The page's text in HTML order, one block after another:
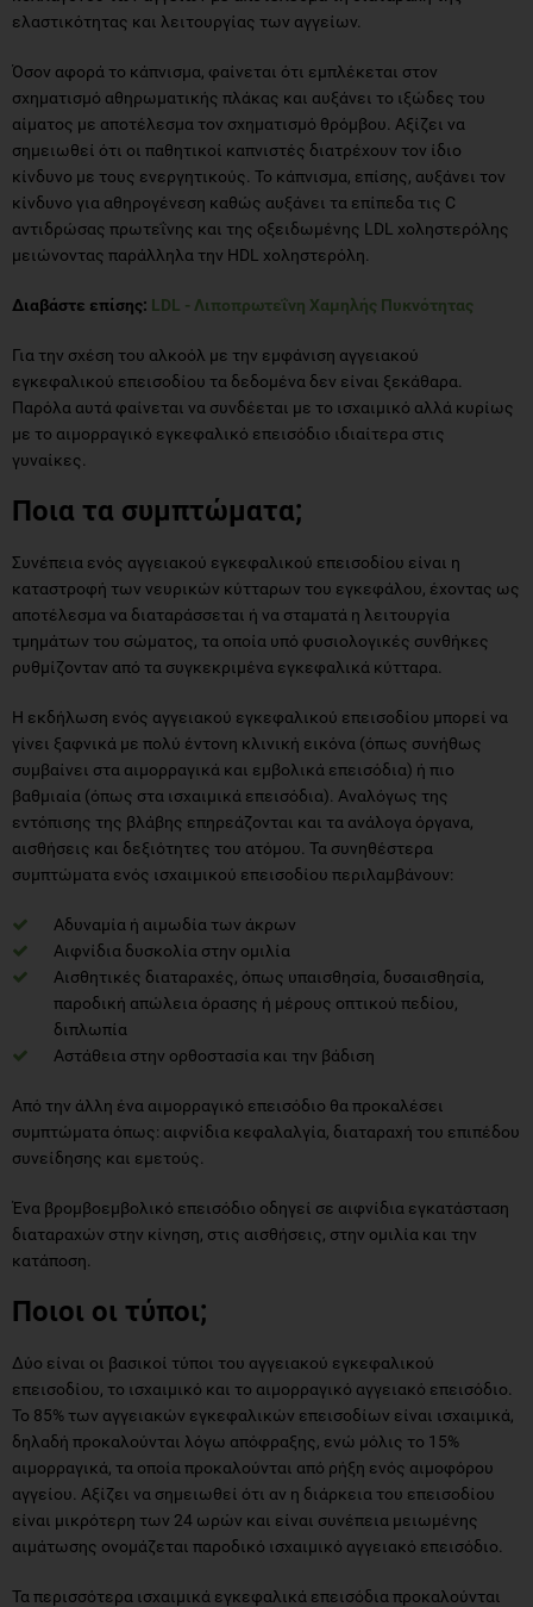
ελαστικότητας και λειτουργίας των αγγείων.
Όσον αφορά το κάπνισμα, φαίνεται ότι εμπλέκεται στον
σχηματισμό αθηρωματικής πλάκας και αυξάνει το ιξώδες του
αίματος με αποτέλεσμα τον σχηματισμό θρόμβου. Αξίζει να
σημειωθεί ότι οι παθητικοί καπνιστές διατρέχουν τον ίδιο
κίνδυνο με τους ενεργητικούς. Το κάπνισμα, επίσης, αυξάνει τον
κίνδυνο για αθηρογένεση καθώς αυξάνει τα επίπεδα τις C
αντιδρώσας πρωτεΐνης και της οξειδωμένης LDL χοληστερόλης
μειώνοντας παράλληλα την HDL χοληστερόλη.
Διαβάστε επίσης: LDL - Λιποπρωτεΐνη Χαμηλής Πυκνότητας
Για την σχέση του αλκοόλ με την εμφάνιση αγγειακού
εγκεφαλικού επεισοδίου τα δεδομένα δεν είναι ξεκάθαρα.
Παρόλα αυτά φαίνεται να συνδέεται με το ισχαιμικό αλλά κυρίως
με το αιμορραγικό εγκεφαλικό επεισόδιο ιδιαίτερα στις
γυναίκες.
Ποια τα συμπτώματα;
Συνέπεια ενός αγγειακού εγκεφαλικού επεισοδίου είναι η
καταστροφή των νευρικών κύτταρων του εγκεφάλου, έχοντας ως
αποτέλεσμα να διαταράσσεται ή να σταματά η λειτουργία
τμημάτων του σώματος, τα οποία υπό φυσιολογικές συνθήκες
ρυθμίζονταν από τα συγκεκριμένα εγκεφαλικά κύτταρα.
Η εκδήλωση ενός αγγειακού εγκεφαλικού επεισοδίου μπορεί να
γίνει ξαφνικά με πολύ έντονη κλινική εικόνα (όπως συνήθως
συμβαίνει στα αιμορραγικά και εμβολικά επεισόδια) ή πιο
βαθμιαία (όπως στα ισχαιμικά επεισόδια). Αναλόγως της
εντόπισης της βλάβης επηρεάζονται και τα ανάλογα όργανα,
αισθήσεις και δεξιότητες του ατόμου. Τα συνηθέστερα
συμπτώματα ενός ισχαιμικού επεισοδίου περιλαμβάνουν:
Αδυναμία ή αιμωδία των άκρων
Αιφνίδια δυσκολία στην ομιλία
Αισθητικές διαταραχές, όπως υπαισθησία, δυσαισθησία,
παροδική απώλεια όρασης ή μέρους οπτικού πεδίου,
διπλωπία
Αστάθεια στην ορθοστασία και την βάδιση
Από την άλλη ένα αιμορραγικό επεισόδιο θα προκαλέσει
συμπτώματα όπως: αιφνίδια κεφαλαλγία, διαταραχή του επιπέδου
συνείδησης και εμετούς.
Ένα βρομβοεμβολικό επεισόδιο οδηγεί σε αιφνίδια εγκατάσταση
διαταραχών στην κίνηση, στις αισθήσεις, στην ομιλία και την
κατάποση.
Ποιοι οι τύποι;
Δύο είναι οι βασικοί τύποι του αγγειακού εγκεφαλικού
επεισοδίου, το ισχαιμικό και το αιμορραγικό αγγειακό επεισόδιο.
Το 85% των αγγειακών εγκεφαλικών επεισοδίων είναι ισχαιμικά,
δηλαδή προκαλούνται λόγω απόφραξης, ενώ μόλις το 15%
αιμορραγικά, τα οποία προκαλούνται από ρήξη ενός αιμοφόρου
αγγείου. Αξίζει να σημειωθεί ότι αν η διάρκεια του επεισοδίου
είναι μικρότερη των 24 ωρών και είναι συνέπεια μειωμένης
αιμάτωσης ονομάζεται παροδικό ισχαιμικό αγγειακό επεισόδιο.
Τα περισσότερα ισχαιμικά εγκεφαλικά επεισόδια προκαλούνται